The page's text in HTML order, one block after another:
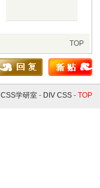
TOP
CSS学研室- DIV CSS- TOP